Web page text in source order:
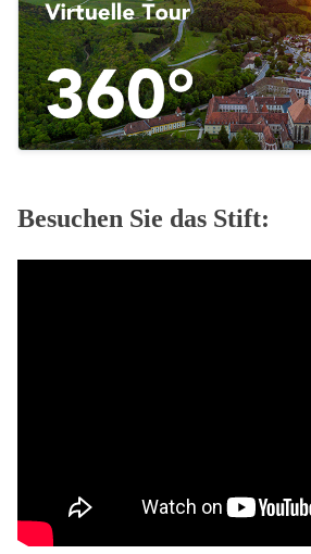
Besuchen Sie das Stift: